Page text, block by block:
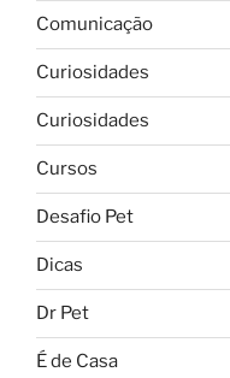
Comunicação
Curiosidades
Curiosidades
Cursos
Desafio Pet
Dicas
Dr Pet
É de Casa